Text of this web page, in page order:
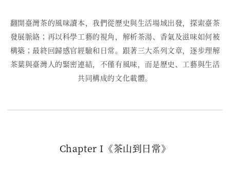
翻開臺灣茶的風味讀本，我們從歷史與生活場域出發，探索臺茶
發展脈絡；再以科學工藝的視角，解析茶湯、香氣及滋味如何被
構築；最終回歸感官經驗和日常。跟著三大系列文章，逐步理解
茶葉與臺灣人的緊密連結，不僅有風味，而是歷史、工藝與生活
共同構成的文化載體。
Chapter I《茶山到日常》